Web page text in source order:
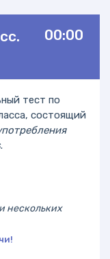
00:00
тест по
состоящий
.
нескольких